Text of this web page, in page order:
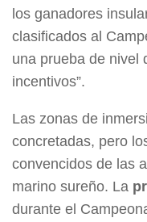
los ganadores
clasificados al
una prueba de nivel
incentivos”.
Las zonas de
concretadas, pero
convencidos de las
marino sureño. La
durante el